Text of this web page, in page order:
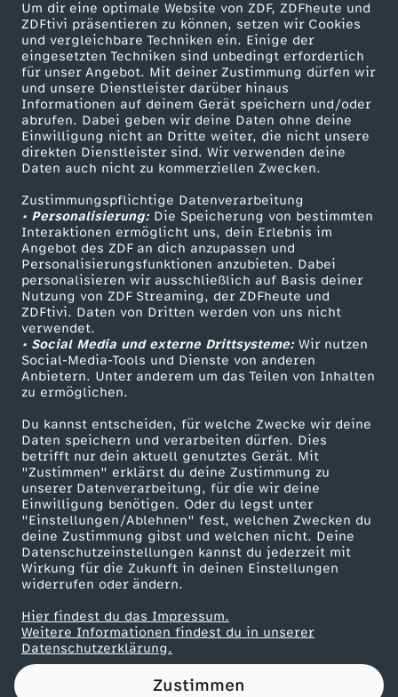
Um dir eine optimale Website von ZDF, ZDFheute und
ZDFtivi präsentieren zu können, setzen wir Cookies
und vergleichbare Techniken ein. Einige der
eingesetzten Techniken sind unbedingt erforderlich
für unser Angebot. Mit deiner Zustimmung dürfen wir
und unsere Dienstleister darüber hinaus
Informationen auf deinem Gerät speichern und/oder
abrufen. Dabei geben wir deine Daten ohne deine
Einwilligung nicht an Dritte weiter, die nicht unsere
direkten Dienstleister sind. Wir verwenden deine
Daten auch nicht zu kommerziellen Zwecken.
Zustimmungspflichtige Datenverarbeitung
• Personalisierung:Die Speicherung von bestimmten
Interaktionen ermöglicht uns, dein Erlebnis im
Angebot des ZDF an dich anzupassen und
Personalisierungsfunktionen anzubieten. Dabei
personalisieren wir ausschließlich auf Basis deiner
Nutzung von ZDF Streaming, der ZDFheute und
ZDFtivi. Daten von Dritten werden von uns nicht
verwendet.
• Social Media und externe Drittsysteme:Wir nutzen
Social-Media-Tools und Dienste von anderen
Anbietern. Unter anderem um das Teilen von Inhalten
zu ermöglichen.
Du kannst entscheiden, für welche Zwecke wir deine
Daten speichern und verarbeiten dürfen. Dies
betrifft nur dein aktuell genutztes Gerät. Mit
"Zustimmen" erklärst du deine Zustimmung zu
unserer Datenverarbeitung, für die wir deine
Einwilligung benötigen. Oder du legst unter
"Einstellungen/Ablehnen" fest, welchen Zwecken du
deine Zustimmung gibst und welchen nicht. Deine
Datenschutzeinstellungen kannst du jederzeit mit
Wirkung für die Zukunft in deinen Einstellungen
widerrufen oder ändern.
Hier findest du das Impressum.
Weitere Informationen findest du in unserer
Datenschutzerklärung.
Zustimmen
f
a
r
b
e
i
t
u
n
g
T
e
r
r
o
r
Mehr ZDF
ZDF-Apps
Smart TV
ZDFtext
Livestreams
Sendungen A-Z
TV-Programm
Service
ZDFmitreden
Kontakt zum ZDF
Tickets
Zuschauerservice
Hilfe
ZDF Unternehmen
Karriere
ZDF goes Schule
Werbefernsehen
Mainzelmännchen
Partner